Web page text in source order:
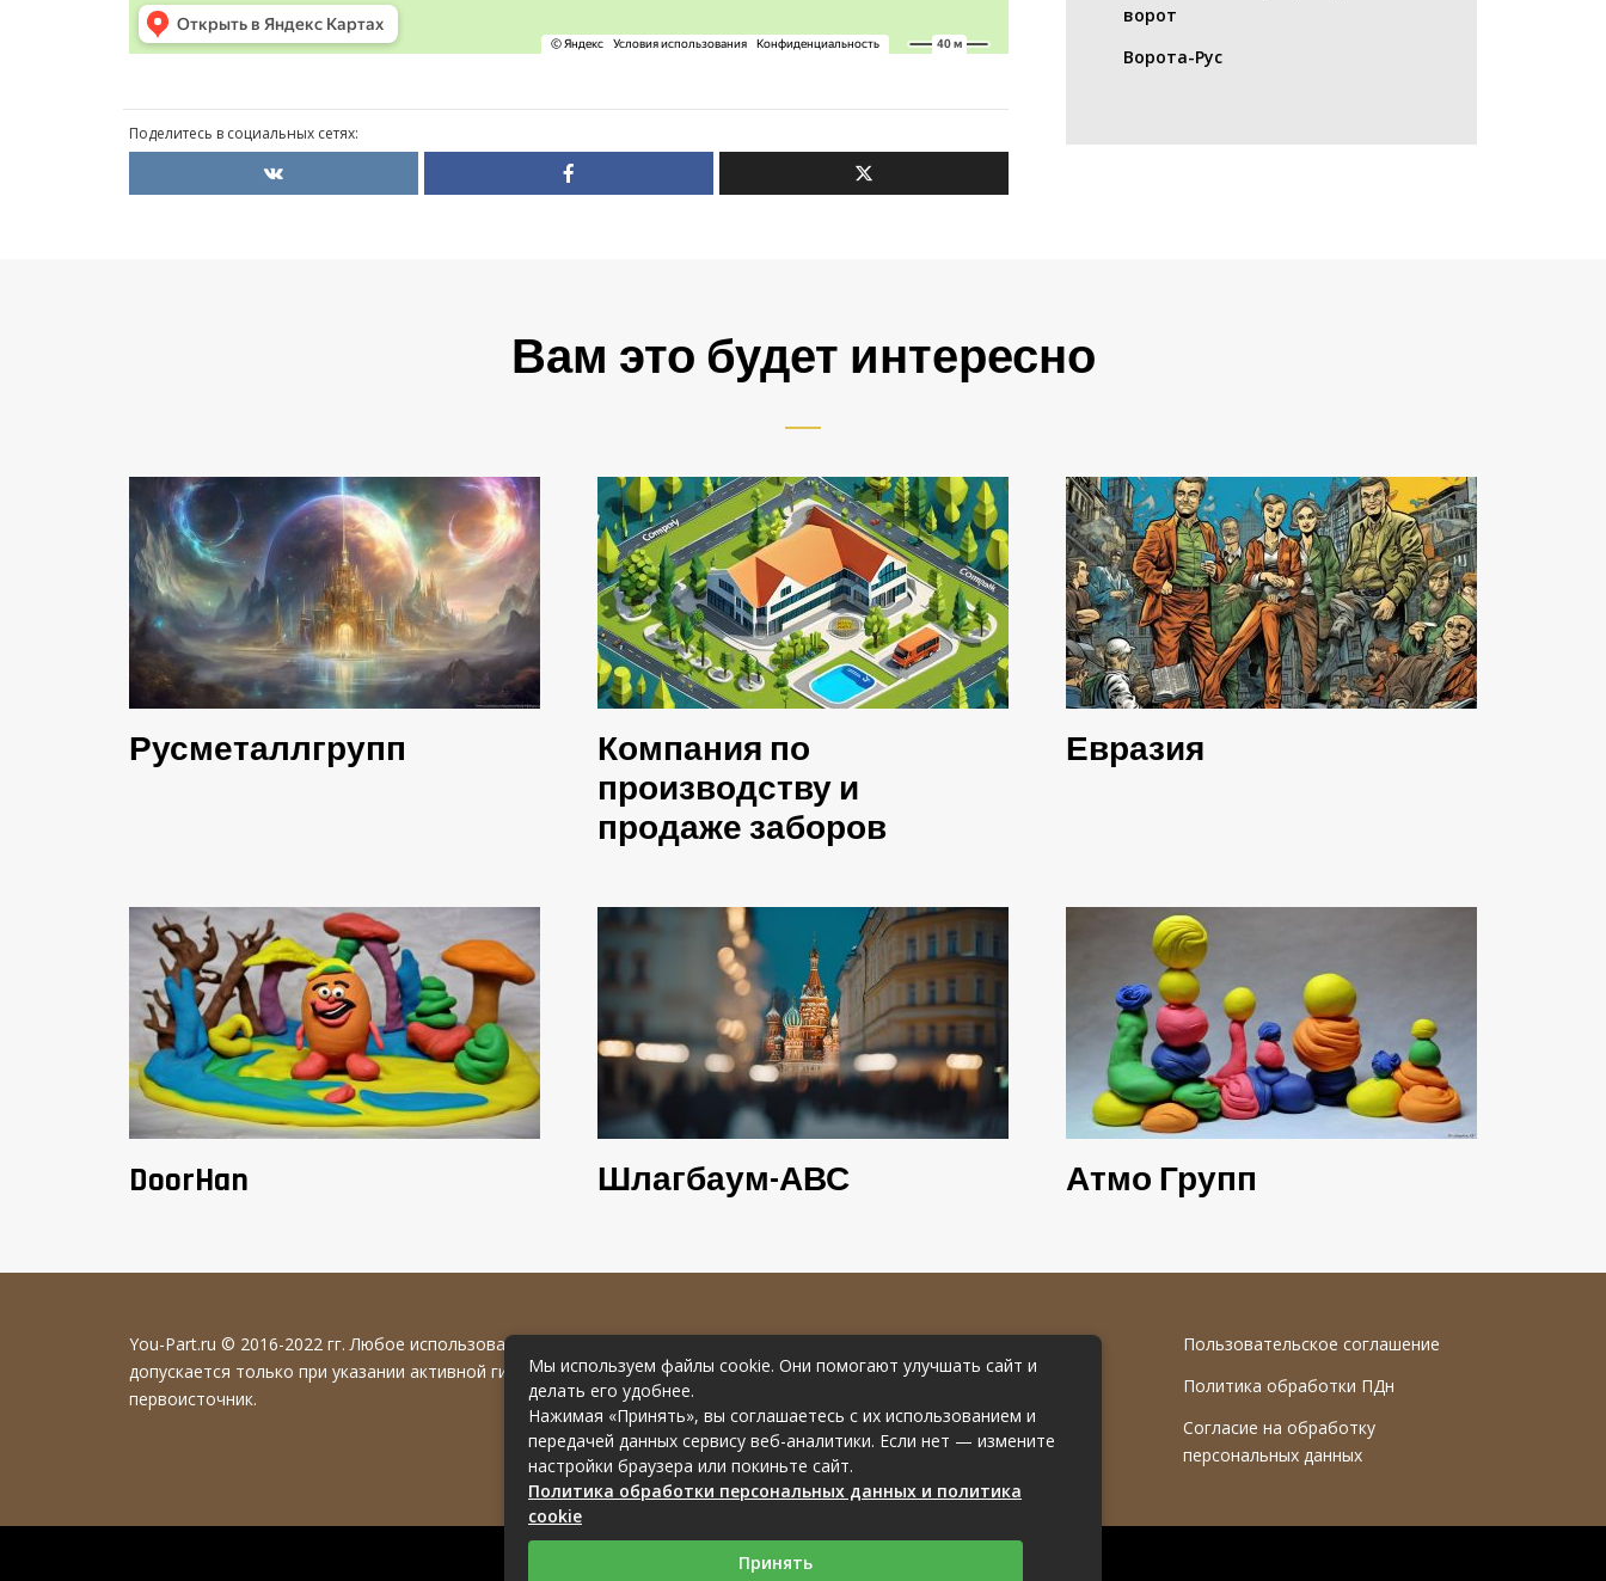
Поделитесь в социальных сетях:
ворот
Ворота-Рус
Вам это будет интересно
Русметаллгрупп
Компания по
производству и
продаже заборов
Евразия
DoorHan Шлагбаум-АВС Атмо Групп
You-Part.ru © 2016-2022 гг. Любое использование материалов
допускается только при указании активной гиперссылки на
первоисточник.
Пользовательское соглашение
Политика обработки ПДн
Согласие на обработку
персональных данных
Связаться с редакцией сайта: you-part.ru@mailwebsite.ru
Мы используем файлы cookie. Они помогают улучшать сайт и
делать его удобнее.
Нажимая «Принять», вы соглашаетесь с их использованием и
передачей данных сервису веб-аналитики. Если нет — измените
настройки браузера или покиньте сайт.
Политика обработки персональных данных и политика
cookie
Принять